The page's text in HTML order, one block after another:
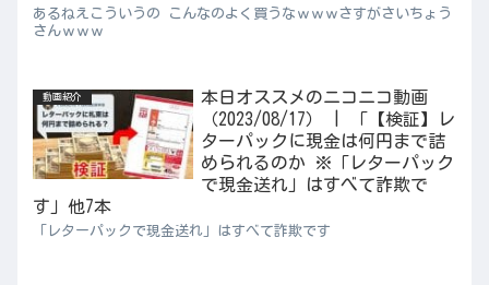
あるねえこういうの こんなのよく買うなｗｗｗさすがさいちょう
さんｗｗｗ
動画紹介
本日オススメのニコニコ動画
（2023/08/17） | 「【検証】レ
ターパックに現金は何円まで詰
められるのか ※「レターパック
で現金送れ」はすべて詐欺で
す」他7本
「レターパックで現金送れ」はすべて詐欺です